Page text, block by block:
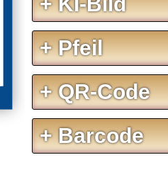
+ Pfeil
+ QR-Code
+ Barcode